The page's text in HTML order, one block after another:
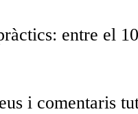
entre el
i comentaris